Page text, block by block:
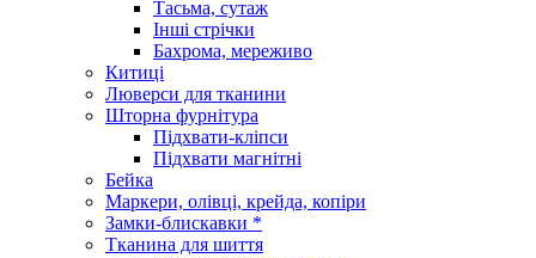
Тасьма, сутаж
Інші стрічки
Бахрома, мереживо
Китиці
Люверси для тканини
Шторна фурнітура
Підхвати-кліпси
Підхвати магнітні
Бейка
Маркери, олівці, крейда, копіри
Замки-блискавки *
Тканина для шиття